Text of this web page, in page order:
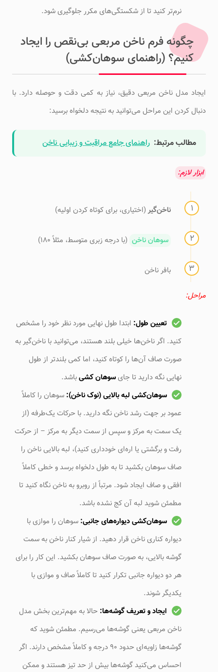
نرم‌تر کنید تا از شکستگی‌های مکرر جلوگیری شود.
چگونه فرم ناخن مربعی بی‌نقص را ایجاد
کنیم؟ (راهنمای سوهان‌کشی)
ایجاد مدل ناخن مربعی دقیق، نیاز به کمی دقت و حوصله دارد. با
دنبال کردن این مراحل می‌توانید به نتیجه دلخواه برسید:
مطالب مرتبط: راهنمای جامع مراقبت و زیبایی ناخن
ابزار لازم:
ناخن‌گیر(اختیاری، برای کوتاه کردن اولیه)
سوهان ناخن (با درجه زبری متوسط، مثلاً 180)
بافر ناخن
مراحل:
تعیین طول: ابتدا طول نهایی مورد نظر خود را مشخص
کنید. اگر ناخن‌ها خیلی بلند هستند، می‌توانید با ناخن‌گیر به
صورت صاف آن‌ها را کوتاه کنید، اما کمی بلندتر از طول
نهایی نگه دارید تا جایسوهان کشیباشد.
سوهان‌کشی لبه بالایی (نوک ناخن): سوهان را کاملاً
عمود بر جهت رشد ناخن نگه دارید. با حرکات یک‌طرفه (از
یک سمت به مرکز و سپس از سمت دیگر به مرکز – از حرکت
رفت و برگشتی یا اره‌ای خودداری کنید)، لبه بالایی ناخن را
صاف سوهان بکشید تا به طول دلخواه برسد و خطی کاملاً
افقی و صاف ایجاد شود. مرتباً از روبرو به ناخن نگاه کنید تا
مطمئن شوید لبه آن کج نشده باشد.
سوهان‌کشی دیواره‌های جانبی: سوهان را موازی با
دیواره کناری ناخن قرار دهید. از شیار کنار ناخن به سمت
گوشه بالایی، به صورت صاف سوهان بکشید. این کار را برای
هر دو دیواره جانبی تکرار کنید تا کاملاً صاف و موازی با
یکدیگر شوند.
ایجاد و تعریف گوشه‌ها: حالا به مهم‌ترین بخش مدل
ناخن مربعی یعنی گوشه‌ها می‌رسیم. مطمئن شوید که
گوشه‌ها زاویه‌ای حدود ۹۰ درجه و کاملاً مشخص دارند. اگر
احساس می‌کنید گوشه‌ها بیش از حد تیز هستند و ممکن